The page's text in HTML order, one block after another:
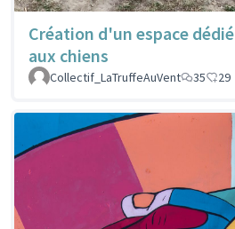
Création d'un espace dédié
aux chiens
Collectif_LaTruffeAuVent
35 29